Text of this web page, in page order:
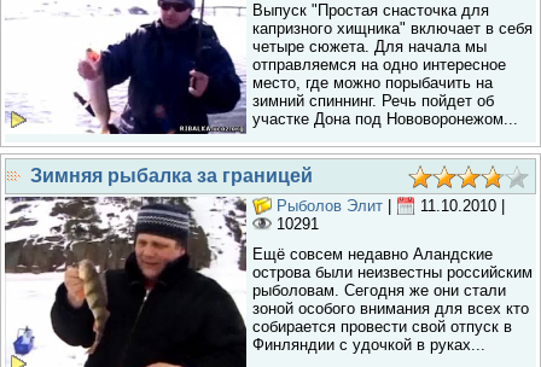
Выпуск "Простая снасточка для
капризного хищника" включает в себя
четыре сюжета. Для начала мы
отправляемся на одно интересное
место, где можно порыбачить на
зимний спиннинг. Речь пойдет об
участке Дона под Нововоронежом...
Зимняя рыбалка за границей
Рыболов Элит 11.10.2010
10291
Ещё совсем недавно Аландские
острова были неизвестны российским
рыболовам. Сегодня же они стали
зоной особого внимания для всех кто
собирается провести свой отпуск в
Финляндии с удочкой в руках...